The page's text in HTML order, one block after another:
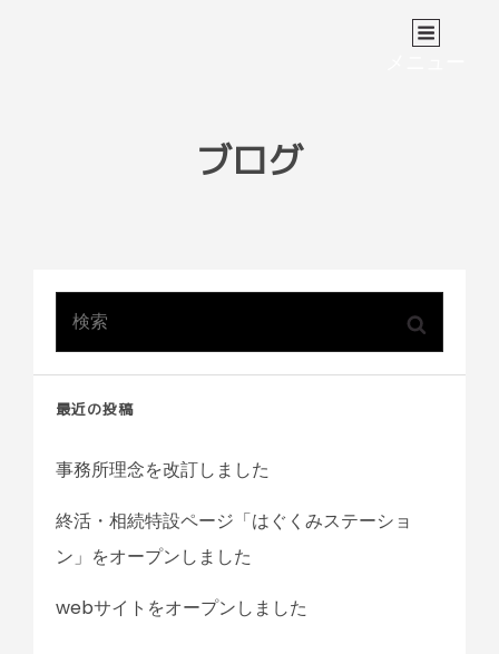
ブログ
索:
索
最近の投稿
事務所理念を改訂しました
終活・相続特設ページ「はぐくみステーショ
ン」をオープンしました
webサイトをオープンしました